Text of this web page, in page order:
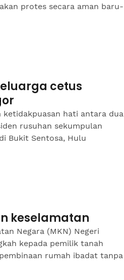
protes secara aman baru-
cetus
ketidakpuasan hati antara dua
rusuhan sekumpulan
Bukit Sentosa, Hulu
keselamatan
Negara (MKN) Negeri
kepada pemilik tanah
rumah ibadat tanpa